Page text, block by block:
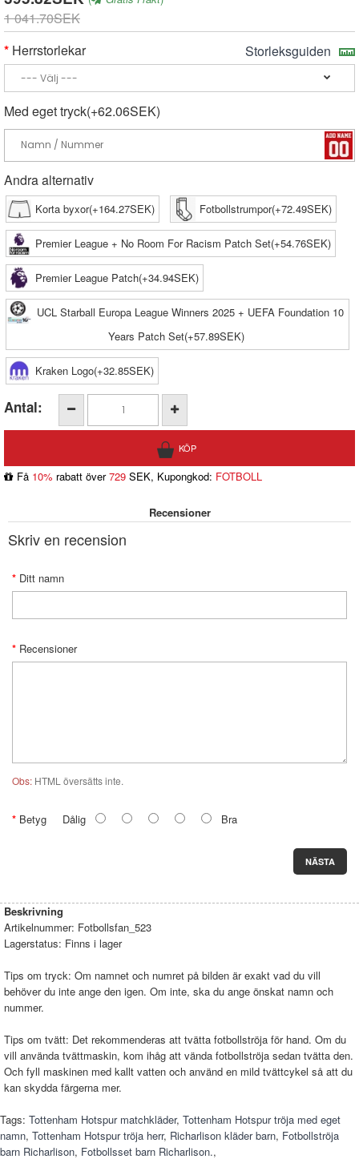
1 041.70SEK
Herrstorlekar
Storleksguiden
Med eget tryck(+62.06SEK)
Andra alternativ
Korta byxor(+164.27SEK) Fotbollstrumpor(+72.49SEK)
Premier League + No Room For Racism Patch Set(+54.76SEK)
Premier League Patch(+34.94SEK)
UCL Starball Europa League Winners 2025 + UEFA Foundation 10
Years Patch Set(+57.89SEK)
Kraken Logo(+32.85SEK)
Antal:
Få 10% rabatt över729 SEK, Kupongkod: FOTBOLL
Recensioner
Skriv en recension
Ditt namn
Recensioner
Obs: HTML översätts inte.
Betyg Dålig Bra
NÄSTA
Beskrivning
Artikelnummer: Fotbollsfan_523
Lagerstatus: Finns i lager
Tips om tryck: Om namnet och numret på bilden är exakt vad du vill
behöver du inte ange den igen. Om inte, ska du ange önskat namn och
nummer.
Tips om tvätt: Det rekommenderas att tvätta fotbollströja för hand. Om du
vill använda tvättmaskin, kom ihåg att vända fotbollströja sedan tvätta den.
Och fyll maskinen med kallt vatten och använd en mild tvättcykel så att du
kan skydda färgerna mer.
Tags: Tottenham Hotspur matchkläder, Tottenham Hotspur tröja med eget
namn, Tottenham Hotspur tröja herr, Richarlison kläder barn, Fotbollströja
barn Richarlison, Fotbollsset barn Richarlison.,